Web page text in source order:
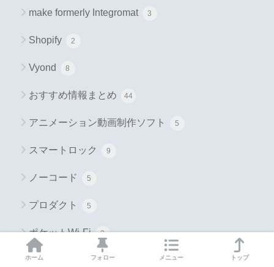
make formerly Integromat 3
Shopify 2
Vyond 8
おすすめ情報まとめ 44
アニメーション動画制作ソフト 5
スマートロック 9
ノーコード 5
プロダクト 5
ポケットWi-Fi 3
入退室管理システム
ホーム フォロー メニュー トップ